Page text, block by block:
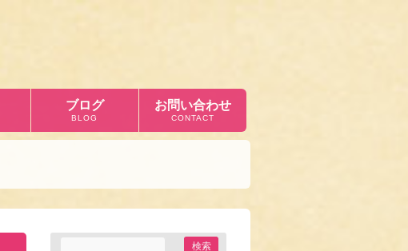
ブログ
BLOG
お問い合わせ
CONTACT